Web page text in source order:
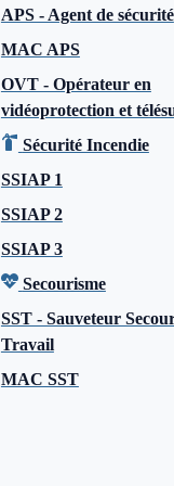
APS - Agent de sécurité
MAC APS
OVT - Opérateur en
vidéoprotection et
Sécurité Incendie
SSIAP 1
SSIAP 2
SSIAP 3
Secourisme
SST - Sauveteur
Travail
MAC SST